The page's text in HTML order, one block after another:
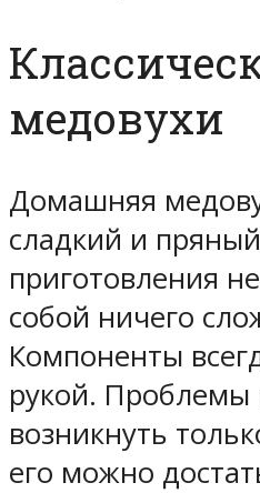
медовухи
Домашняя
сладкий и
приготовления
собой ничего
Компоненты
рукой. Проблемы
возникнуть
его можно